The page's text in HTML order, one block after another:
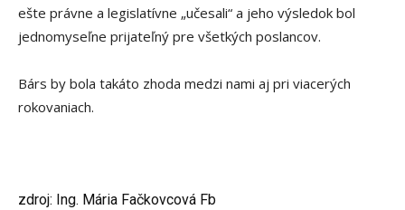
ešte právne a legislatívne „učesali“ a jeho výsledok bol
jednomyseľne prijateľný pre všetkých poslancov.
Bárs by bola takáto zhoda medzi nami aj pri viacerých
rokovaniach.
zdroj: Ing. Mária Fačkovcová Fb